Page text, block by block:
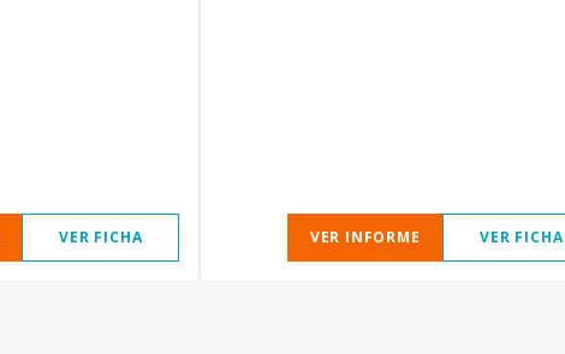
VER FICHA VER INFORME VER FICHA